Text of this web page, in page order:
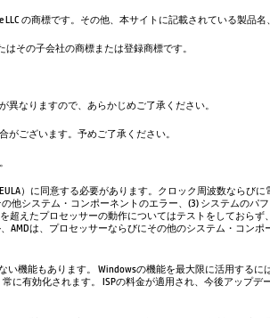
LLC の商標です。その他、本サイトに記載されている製品
はその子会社の商標または登録商標です。
なりますので、あらかじめご了承ください。
ございます。予めご了承ください。
）に同意する必要があります。クロック周波数なら
他システム・コンポーネントのエラー、(3) システムの
超えたプロセッサーの動作についてはテストをしておら
AMDは、プロセッサーならびにその他のシステム・コ
機能もあります。 Windowsの機能を最大限に活用する
に有効化されます。 ISPの料金が適用され、今後アップデ